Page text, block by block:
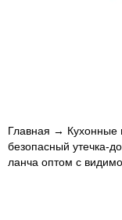
Главная → Кухонные
безопасный утечка-
ланча оптом с